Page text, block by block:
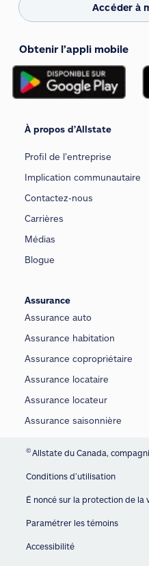
Accéder à
Obtenir l’appli mobile
À propos d’Allstate
Profil de l’entreprise
Implication communautaire
Contactez-nous
Carrières
Médias
Blogue
Assurance
Assurance auto
Assurance habitation
Assurance copropriétaire
Assurance locataire
Assurance locateur
Assurance saisonnière
©Allstate du Canada,
Conditions d’utilisation
É noncé sur la protection de la
Paramétrer les témoins
Accessibilité